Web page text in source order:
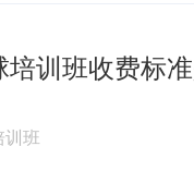
训班收费标
训班